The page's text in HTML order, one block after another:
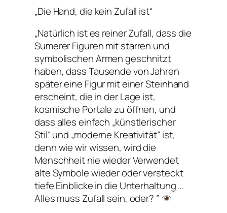
„Die Hand, die kein Zufall ist“
„Natürlich ist es reiner Zufall, dass die
Sumerer Figuren mit starren und
symbolischen Armen geschnitzt
haben, dass Tausende von Jahren
später eine Figur mit einer Steinhand
erscheint, die in der Lage ist,
kosmische Portale zu öffnen, und
dass alles einfach „künstlerischer
Stil“ und „moderne Kreativität“ ist,
denn wie wir wissen, wird die
Menschheit nie wieder Verwendet
alte Symbole wieder oder versteckt
tiefe Einblicke in die Unterhaltung …
Alles muss Zufall sein, oder? ”